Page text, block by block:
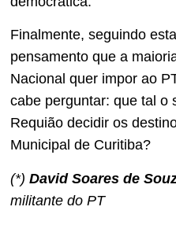
Finalmente, seguindo
pensamento que a
Nacional quer impor ao
cabe perguntar: que tal o
Requião decidir os
Municipal de Curitiba?
(*) David Soares de
militante do PT